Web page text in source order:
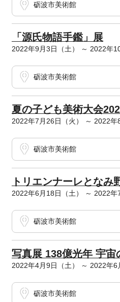
砺波市美術館
「源氏物語手鑑」展
2022年9月3日（土） ～ 2022年
砺波市美術館
夏の子ども美術大会
2022年7月26日（火） ～ 2022年
砺波市美術館
トリエンナーレとなみ
2022年6月18日（土） ～ 2022年
砺波市美術館
写真展 138億光年 宇宙
2022年4月9日（土） ～ 2022年6
砺波市美術館